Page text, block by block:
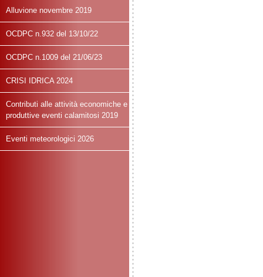
Alluvione novembre 2019
OCDPC n.932 del 13/10/22
OCDPC n.1009 del 21/06/23
CRISI IDRICA 2024
Contributi alle attività economiche e
produttive eventi calamitosi 2019
Eventi meteorologici 2026